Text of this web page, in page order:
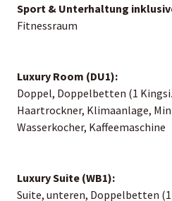
Sport & Unterhaltung
Fitnessraum
Luxury Room (DU1):
Doppel, Doppelbetten (1
Haartrockner, Klimaanlage,
Wasserkocher, Kaffeemaschine
Luxury Suite (WB1):
Suite, unteren, Doppelbetten